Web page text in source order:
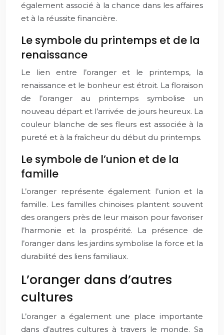
également associé à la chance dans les affaires
et à la réussite financière.
Le symbole du printemps et de la
renaissance
Le lien entre l’oranger et le printemps, la
renaissance et le bonheur est étroit. La floraison
de l’oranger au printemps symbolise un
nouveau départ et l’arrivée de jours heureux. La
couleur blanche de ses fleurs est associée à la
pureté et à la fraîcheur du début du printemps.
Le symbole de l’union et de la
famille
L’oranger représente également l’union et la
famille. Les familles chinoises plantent souvent
des orangers près de leur maison pour favoriser
l’harmonie et la prospérité. La présence de
l’oranger dans les jardins symbolise la force et la
durabilité des liens familiaux.
L’oranger dans d’autres
cultures
L’oranger a également une place importante
dans d’autres cultures à travers le monde. Sa